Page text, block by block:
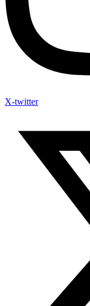
X-twitter